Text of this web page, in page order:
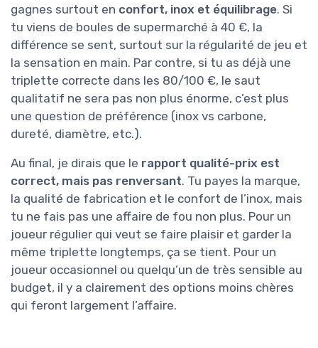
gagnes surtout en confort, inox et équilibrage. Si
tu viens de boules de supermarché à 40 €, la
différence se sent, surtout sur la régularité de jeu et
la sensation en main. Par contre, si tu as déjà une
triplette correcte dans les 80/100 €, le saut
qualitatif ne sera pas non plus énorme, c’est plus
une question de préférence (inox vs carbone,
dureté, diamètre, etc.).
Au final, je dirais que le rapport qualité-prix est
correct, mais pas renversant. Tu payes la marque,
la qualité de fabrication et le confort de l’inox, mais
tu ne fais pas une affaire de fou non plus. Pour un
joueur régulier qui veut se faire plaisir et garder la
même triplette longtemps, ça se tient. Pour un
joueur occasionnel ou quelqu’un de très sensible au
budget, il y a clairement des options moins chères
qui feront largement l’affaire.